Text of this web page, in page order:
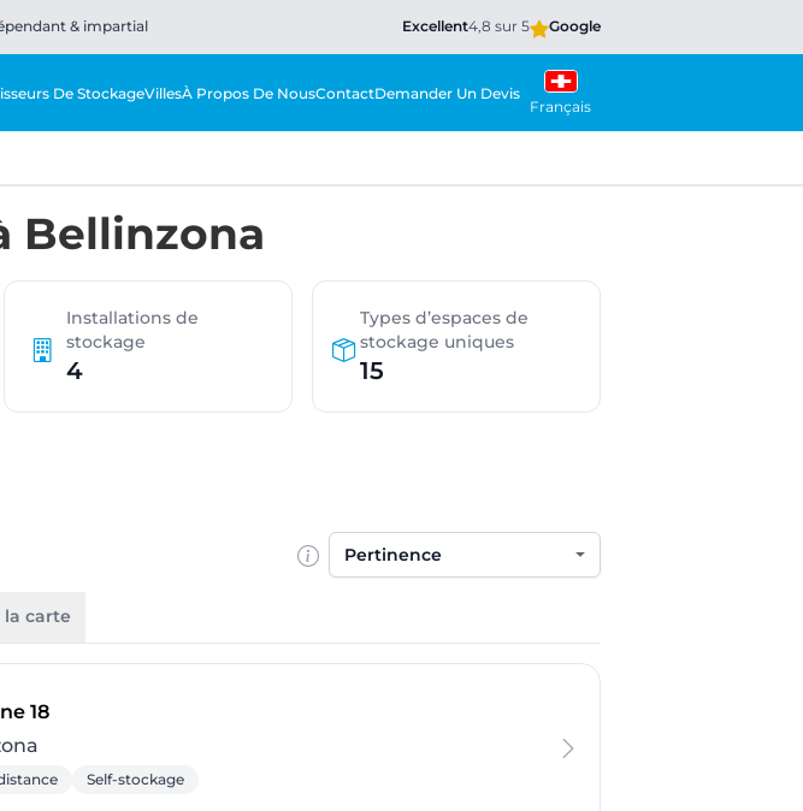
& impartial Excellent4,8 sur 5 Google
De StockageVillesÀ Propos De NousContactDemander Un Devis
Français
Bellinzona
Installations de
stockage
4
Types d’espaces de
stockage uniques
15
Trier par
la carte
18- Bellinzona
Self-stockage